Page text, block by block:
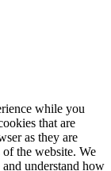
while you
that are
as they are
the website. We
understand how